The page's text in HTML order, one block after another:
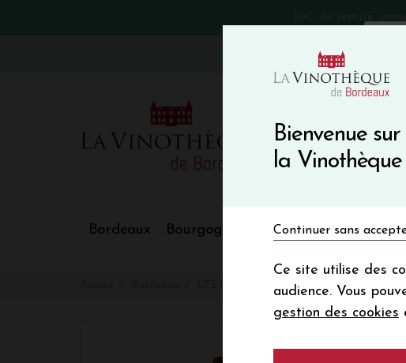
Bienvenue
la
Continuer sans
Ce site utilise des
audience. Vous
gestion des cookies
VinoBlog
Bordeaux Bourgogne Nos Régions Vins du
LES FORTS DE LATOUR